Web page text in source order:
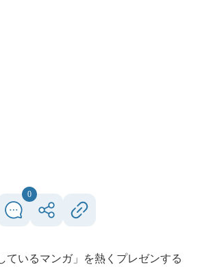
0
ているマンガ」を熱くプレゼンする